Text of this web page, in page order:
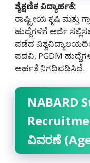
ಶೈಕ್ಷಣಿಕ ವಿದ್ಯಾರ್ಹತೆ:
ರಾಷ್ಟ್ರೀಯ ಕೃಷಿ ಮತ್ತು
ಹುದ್ದೆಗಳಿಗೆ ಅರ್ಜಿ
ಪಡೆದ
ಪದವಿ, PGDM
ಅರ್ಹತೆ ನಿಗದಿಪಡಿಸಿದೆ.
NABARD
ವಿವರಣೆ